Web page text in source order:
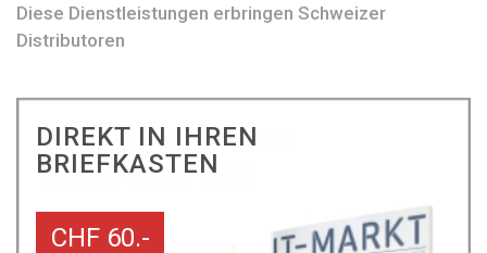
Diese Dienstleistungen erbringen Schweizer
Distributoren
DIREKT IN IHREN
BRIEFKASTEN
CHF 60.-